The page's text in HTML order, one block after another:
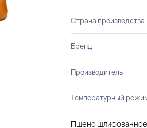
Страна производства
Бренд
Производитель
Температурный
Пшено шлифованное